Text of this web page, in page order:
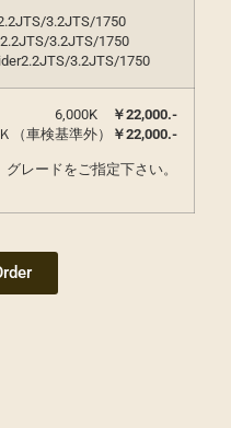
3.2JTS/1750
3.2JTS/1750
3.2JTS/1750
6,000K ￥22,000.-
（車検基準外）
￥22,000.-
レードをご指定下さい。